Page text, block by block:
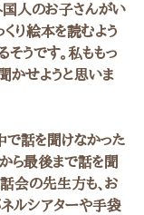
国人のお子さんがい
くり絵本を読むよう
そうです。私ももっ
かせようと思いま
話を聞けなかった
ら最後まで話を聞
話会の先生方も、お
ルシアターや手袋